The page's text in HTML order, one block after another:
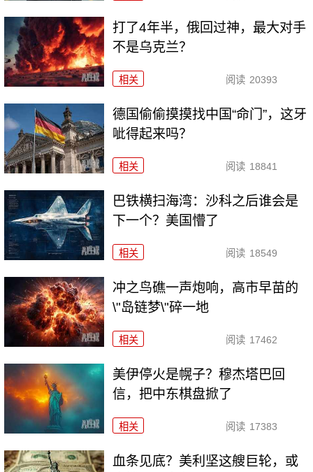
打了4年半，俄回过神，最大对手
不是乌克兰？
相关 阅读 20393
德国偷偷摸摸找中国“命门”，这牙
呲得起来吗？
相关 阅读 18841
巴铁横扫海湾：沙科之后谁会是
下一个？美国懵了
相关 阅读 18549
冲之鸟礁一声炮响，高市早苗的
\"岛链梦\"碎一地
相关 阅读 17462
美伊停火是幌子？穆杰塔巴回
信，把中东棋盘掀了
相关 阅读 17383
血条见底？美利坚这艘巨轮，或